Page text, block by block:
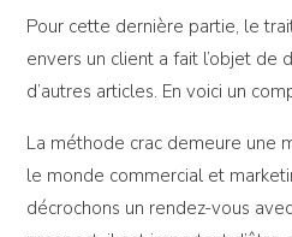
Pour cette dernière partie, le
envers un client a fait l’objet de
d’autres articles. En voici un
La méthode crac demeure une
le monde commercial et
décrochons un rendez-vous